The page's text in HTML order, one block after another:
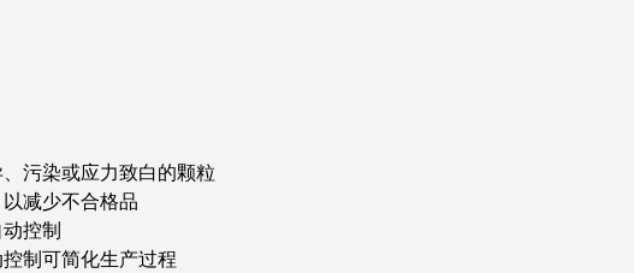
污染或应力致白的颗粒
减少不合格品
控制
制可简化生产过程